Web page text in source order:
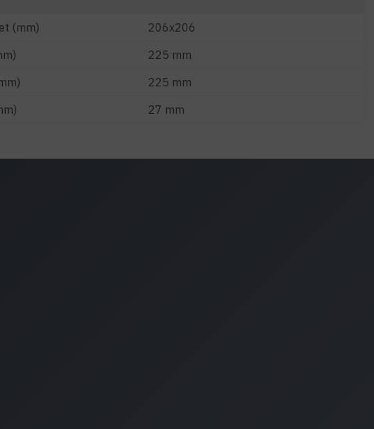
(mm)
206x206
225 mm
225 mm
27 mm